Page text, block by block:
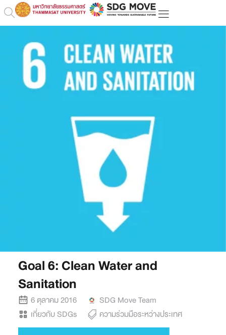
Goal 6: Clean Water and
Sanitation
6 ตุลาคม 2016
SDG Move Team
เกี่ยวกับ SDGs
ความร่วมมือระหว่างประเทศ